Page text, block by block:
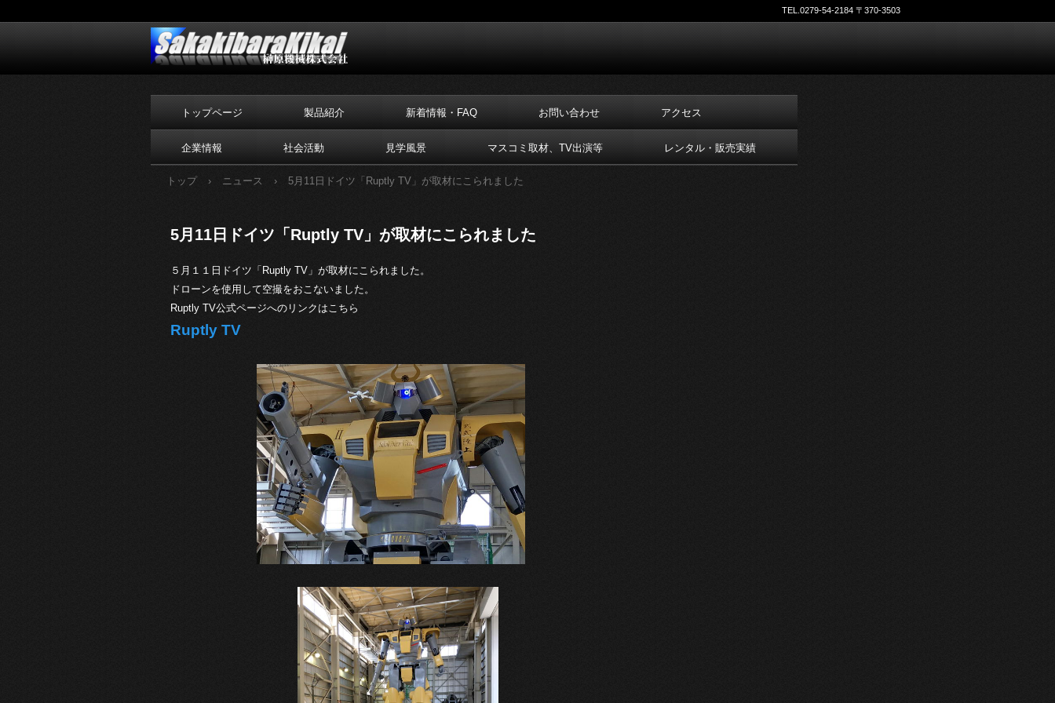
TEL.0279-54-2184 〒370-3503
トップページ 製品紹介 新着情報・FAQ お問い合わせ アクセス
企業情報 社会活動 見学風景 マスコミ取材、TV出演等 レンタル・販売実績
トップ › ニュース › 5月11日ドイツ「Ruptly TV」が取材にこられました
5月11日ドイツ「Ruptly TV」が取材にこられました
５月１１日ドイツ「Ruptly TV」が取材にこられました。
ドローンを使用して空撮をおこないました。
Ruptly TV公式ページへのリンクはこちら
Ruptly TV